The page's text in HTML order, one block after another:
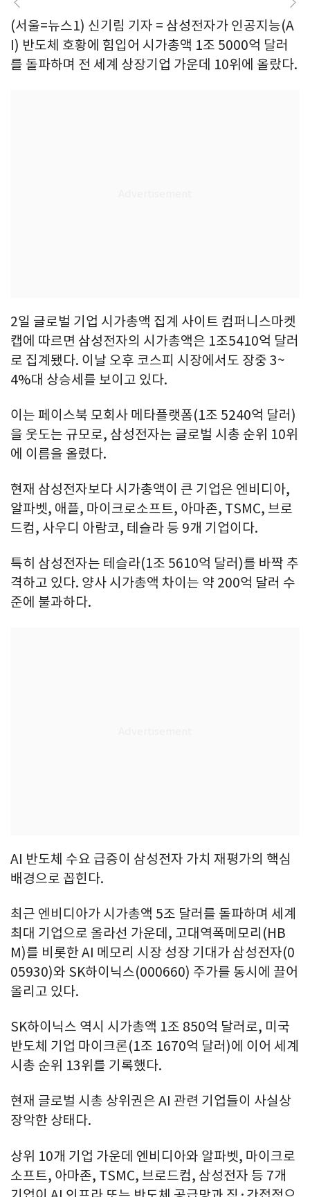
(서울=뉴스1) 신기림 기자 = 삼성전자가 인공지능(A
I) 반도체 호황에 힘입어 시가총액 1조 5000억 달러
를 돌파하며 전 세계 상장기업 가운데 10위에 올랐다.
2일 글로벌 기업 시가총액 집계 사이트 컴퍼니스마켓
캡에 따르면 삼성전자의 시가총액은 1조5410억 달러
로 집계됐다. 이날 오후 코스피 시장에서도 장중 3~
4%대 상승세를 보이고 있다.
이는 페이스북 모회사 메타플랫폼(1조 5240억 달러)
을 웃도는 규모로, 삼성전자는 글로벌 시총 순위 10위
에 이름을 올렸다.
현재 삼성전자보다 시가총액이 큰 기업은 엔비디아,
알파벳, 애플, 마이크로소프트, 아마존, TSMC, 브로
드컴, 사우디 아람코, 테슬라 등 9개 기업이다.
특히 삼성전자는 테슬라(1조 5610억 달러)를 바짝 추
격하고 있다. 양사 시가총액 차이는 약 200억 달러 수
준에 불과하다.
AI 반도체 수요 급증이 삼성전자 가치 재평가의 핵심
배경으로 꼽힌다.
최근 엔비디아가 시가총액 5조 달러를 돌파하며 세계
최대 기업으로 올라선 가운데, 고대역폭메모리(HB
M)를 비롯한 AI 메모리 시장 성장 기대가 삼성전자(0
05930)와 SK하이닉스(000660) 주가를 동시에 끌어
올리고 있다.
SK하이닉스 역시 시가총액 1조 850억 달러로, 미국
반도체 기업 마이크론(1조 1670억 달러)에 이어 세계
시총 순위 13위를 기록했다.
현재 글로벌 시총 상위권은 AI 관련 기업들이 사실상
장악한 상태다.
상위 10개 기업 가운데 엔비디아와 알파벳, 마이크로
소프트, 아마존, TSMC, 브로드컴, 삼성전자 등 7개